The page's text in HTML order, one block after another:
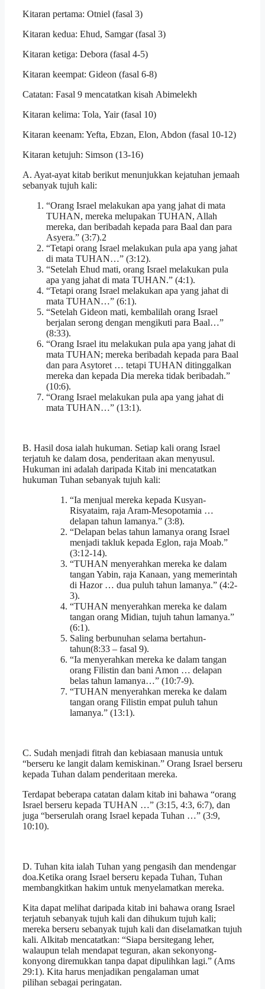
Kitaran pertama: Otniel (fasal 3)
Kitaran kedua: Ehud, Samgar (fasal 3)
Kitaran ketiga: Debora (fasal 4-5)
Kitaran keempat: Gideon (fasal 6-8)
Catatan: Fasal 9 mencatatkan kisah Abimelekh
Kitaran kelima: Tola, Yair (fasal 10)
Kitaran keenam: Yefta, Ebzan, Elon, Abdon (fasal 10-12)
Kitaran ketujuh: Simson (13-16)
A. Ayat-ayat kitab berikut menunjukkan kejatuhan jemaah
sebanyak tujuh kali:
“Orang Israel melakukan apa yang jahat di mata
TUHAN, mereka melupakan TUHAN, Allah
mereka, dan beribadah kepada para Baal dan para
Asyera.” (3:7).2
“Tetapi orang Israel melakukan pula apa yang jahat
di mata TUHAN…” (3:12).
“Setelah Ehud mati, orang Israel melakukan pula
apa yang jahat di mata TUHAN.” (4:1).
“Tetapi orang Israel melakukan apa yang jahat di
mata TUHAN…” (6:1).
“Setelah Gideon mati, kembalilah orang Israel
berjalan serong dengan mengikuti para Baal…”
(8:33).
“Orang Israel itu melakukan pula apa yang jahat di
mata TUHAN; mereka beribadah kepada para Baal
dan para Asytoret … tetapi TUHAN ditinggalkan
mereka dan kepada Dia mereka tidak beribadah.”
(10:6).
“Orang Israel melakukan pula apa yang jahat di
mata TUHAN…” (13:1).
B. Hasil dosa ialah hukuman. Setiap kali orang Israel
terjatuh ke dalam dosa, penderitaan akan menyusul.
Hukuman ini adalah daripada Kitab ini mencatatkan
hukuman Tuhan sebanyak tujuh kali:
“Ia menjual mereka kepada Kusyan-
Risyataim, raja Aram-Mesopotamia …
delapan tahun lamanya.” (3:8).
“Delapan belas tahun lamanya orang Israel
menjadi takluk kepada Eglon, raja Moab.”
(3:12-14).
“TUHAN menyerahkan mereka ke dalam
tangan Yabin, raja Kanaan, yang memerintah
di Hazor … dua puluh tahun lamanya.” (4:2-
3).
“TUHAN menyerahkan mereka ke dalam
tangan orang Midian, tujuh tahun lamanya.”
(6:1).
Saling berbunuhan selama bertahun-
tahun(8:33 – fasal 9).
“Ia menyerahkan mereka ke dalam tangan
orang Filistin dan bani Amon … delapan
belas tahun lamanya…” (10:7-9).
“TUHAN menyerahkan mereka ke dalam
tangan orang Filistin empat puluh tahun
lamanya.” (13:1).
C. Sudah menjadi fitrah dan kebiasaan manusia untuk
“berseru ke langit dalam kemiskinan.” Orang Israel berseru
kepada Tuhan dalam penderitaan mereka.
Terdapat beberapa catatan dalam kitab ini bahawa “orang
Israel berseru kepada TUHAN …” (3:15, 4:3, 6:7), dan
juga “berserulah orang Israel kepada Tuhan …” (3:9,
10:10).
D. Tuhan kita ialah Tuhan yang pengasih dan mendengar
doa.Ketika orang Israel berseru kepada Tuhan, Tuhan
membangkitkan hakim untuk menyelamatkan mereka.
Kita dapat melihat daripada kitab ini bahawa orang Israel
terjatuh sebanyak tujuh kali dan dihukum tujuh kali;
mereka berseru sebanyak tujuh kali dan diselamatkan tujuh
kali. Alkitab mencatatkan: “Siapa bersitegang leher,
walaupun telah mendapat teguran, akan sekonyong-
konyong diremukkan tanpa dapat dipulihkan lagi.” (Ams
29:1). Kita harus menjadikan pengalaman umat
pilihan sebagai peringatan.